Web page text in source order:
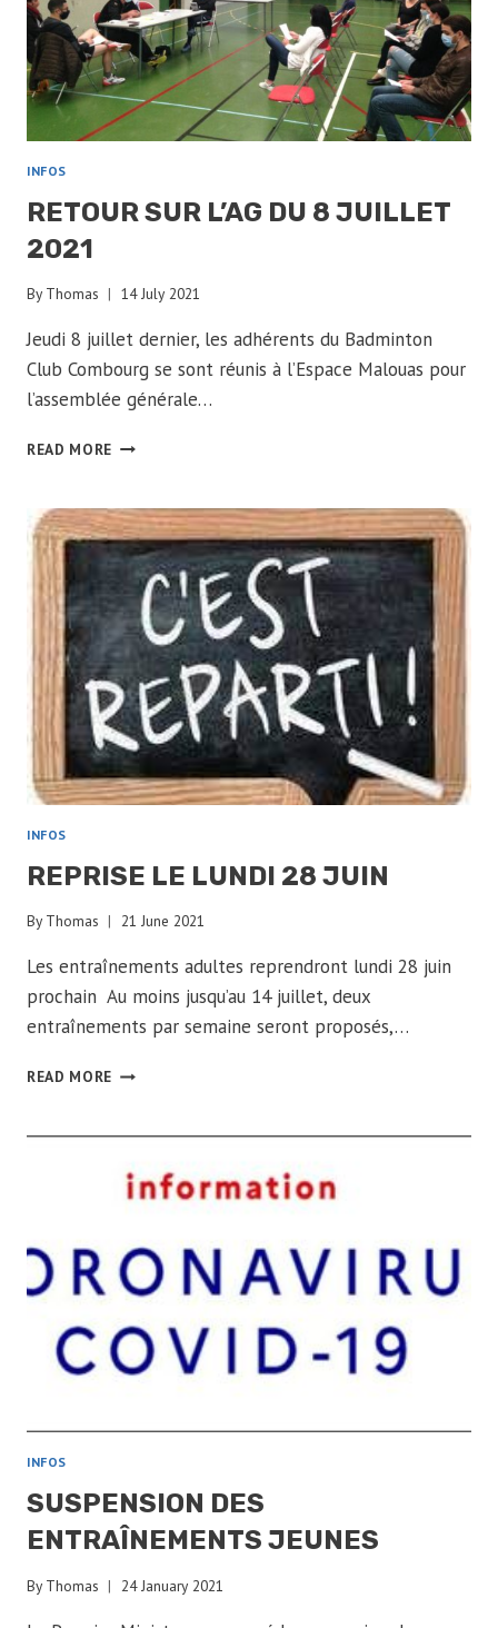
INFOS
RETOUR SUR L’AG DU 8 JUILLET
2021
By Thomas 14 July 2021
Jeudi 8 juillet dernier, les adhérents du Badminton
Club Combourg se sont réunis à l’Espace Malouas pour
l’assemblée générale…
READ MORE RETOUR
DU
8
JUILLET
2021
INFOS
REPRISE LE LUNDI 28 JUIN
By Thomas 21 June 2021
Les entraînements adultes reprendront lundi 28 juin
prochain Au moins jusqu’au 14 juillet, deux
entraînements par semaine seront proposés,…
READ MORE REPRISE
28
INFOS
SUSPENSION DES
ENTRAÎNEMENTS JEUNES
By Thomas 24 January 2021